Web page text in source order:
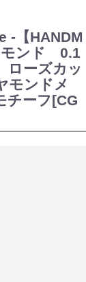
-【HANDM
モンド 0.1
ーズカッ
ンドメ
ーフ[CG